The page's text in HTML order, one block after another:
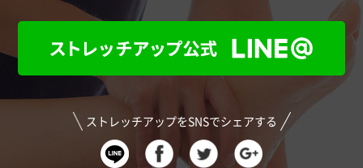
ストレッチアップをSNSでシェアする